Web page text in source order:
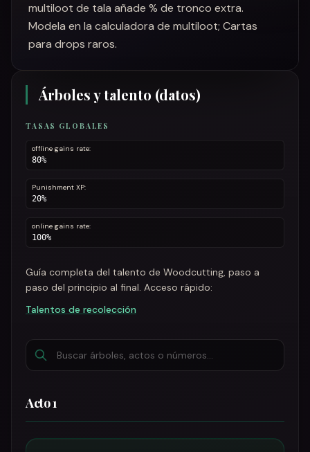
multiloot de tala añade % de tronco extra.
Modela en la calculadora de multiloot; Cartas
para drops raros.
Árboles y talento (datos)
TASAS GLOBALES
offline gains rate:
80%
Punishment XP:
20%
online gains rate:
100%
Guía completa del talento de Woodcutting, paso a
paso del principio al final. Acceso rápido:
Talentos de recolección
Acto 1